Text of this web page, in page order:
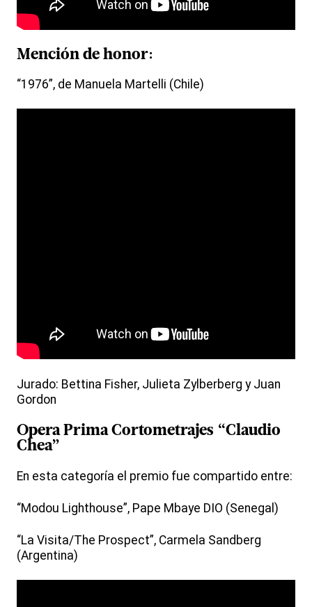
Mención de honor:
“1976”, de Manuela Martelli (Chile)
Jurado: Bettina Fisher, Julieta Zylberberg y Juan
Gordon
Opera Prima Cortometrajes “Claudio
Chea”
En esta categoría el premio fue compartido entre:
“Modou Lighthouse”, Pape Mbaye DIO (Senegal)
“La Visita/The Prospect”, Carmela Sandberg
(Argentina)